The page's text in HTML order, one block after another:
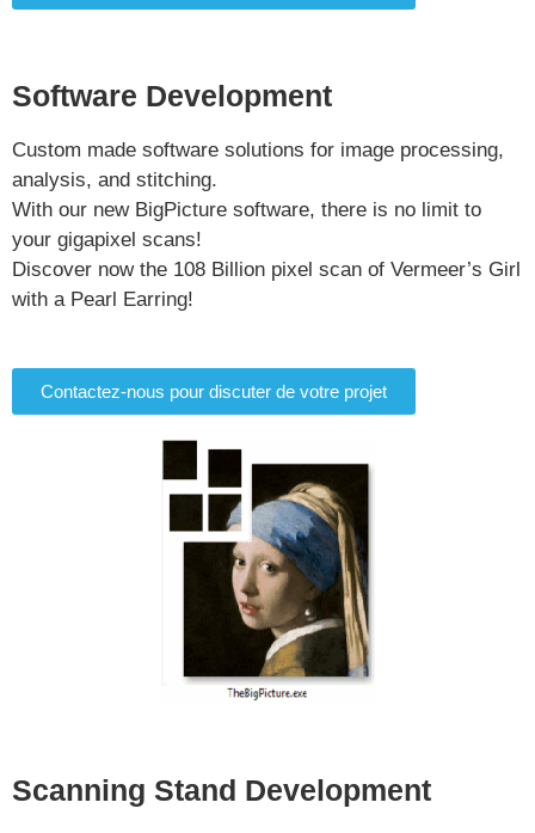
Software Development
Custom made software solutions for image processing,
analysis, and stitching.
With our new BigPicture software, there is no limit to
your gigapixel scans!
Discover now the 108 Billion pixel scan of Vermeer’s Girl
with a Pearl Earring!
Contactez-nous pour discuter de votre projet
Scanning Stand Development